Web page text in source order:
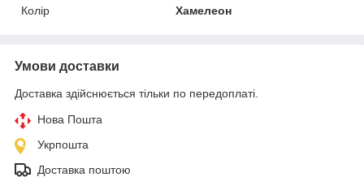
Колір
Хамелеон
Умови доставки
Доставка здійснюється тільки по передоплаті.
Нова Пошта
Укрпошта
Доставка поштою